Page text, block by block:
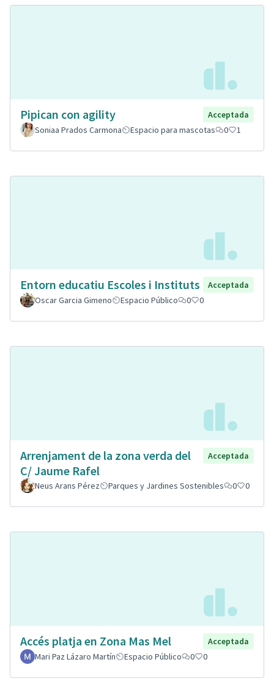
Pipican con agility
Acceptada
Soniaa Prados Carmona
Espacio para mascotas 0 1
Entorn educatiu Escoles i Instituts
Acceptada
Oscar Garcia Gimeno
Espacio Público 0 0
Arrenjament de la zona verda del
C/ Jaume Rafel
Acceptada
Neus Arans Pérez Parques y Jardines Sostenibles 0 0
Accés platja en Zona Mas Mel
Acceptada
Mari Paz Lázaro Martín
Espacio Público 0 0